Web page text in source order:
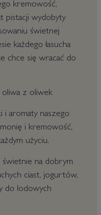
kremowość,
pistacji wydobyty
świetnej
każdego łasucha
chce się wracać do
oliwa z oliwek
i aromaty naszego
i kremowość,
użyciu.
świetnie na dobrym
ciast, jogurtów,
do lodowych